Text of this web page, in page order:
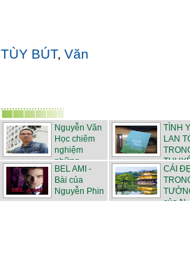
TÙY BÚT, Văn
Nguyễn Văn
Học chiêm
nghiệm
những ...
TÌNH
LAN
BEL AMI -
Bài của
Nguyễn Phin
CÁI
của